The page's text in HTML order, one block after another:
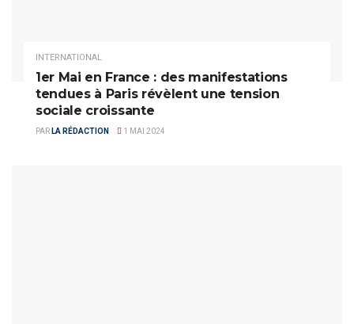
INTERNATIONAL
1er Mai en France : des manifestations
tendues à Paris révèlent une tension
sociale croissante
PAR LA RÉDACTION 1 MAI 2024